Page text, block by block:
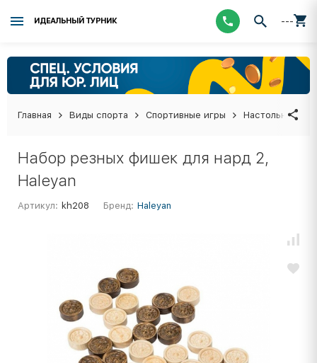
ИДЕАЛЬНЫЙ ТУРНИК ---
Главная Виды спорта Спортивные игры Настольные
Набор резных фишек для нард 2,
Haleyan
Артикул: kh208 Бренд: Haleyan